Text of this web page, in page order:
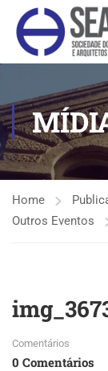
Home
Outros Eventos
Comentários
0 Comentários